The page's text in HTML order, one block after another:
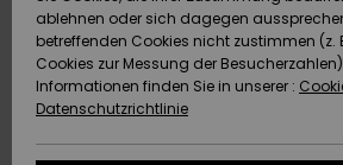
Brandneu
Highlights
Brandneu
Highlights
Community
HILFE & KONTAKT
Datenschutz
NACHHALTIGKEIT
ablehnen oder sich dagegen
betreffenden Cookies nicht zustimmen (z.
Cookies zur Messung der
Informationen finden Sie in unserer :
Datenschutzrichtlinie